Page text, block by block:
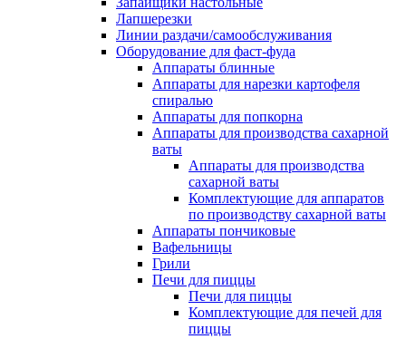
Лапшерезки
Линии раздачи/самообслуживания
Оборудование для фаст-фуда
Аппараты блинные
Аппараты для нарезки картофеля
спиралью
Аппараты для попкорна
Аппараты для производства сахарной
ваты
Аппараты для производства
сахарной ваты
Комплектующие для аппаратов
по производству сахарной ваты
Аппараты пончиковые
Вафельницы
Грили
Печи для пиццы
Печи для пиццы
Комплектующие для печей для
пиццы